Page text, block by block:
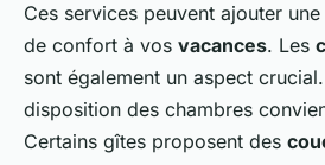
Ces services peuvent ajouter
de confort à vos vacances. Les
sont également un aspect
disposition des chambres
Certains gîtes proposent des